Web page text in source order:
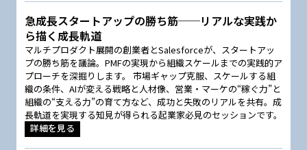
急成長スタートアップの勝ち筋──リアルな実践か
ら描く成長軌道
マルチプロダクト展開の創業者とSalesforceが、スタートアッ
プの勝ち筋を議論。PMFの実現から組織スケールまでの実践的ア
プローチを深掘りします。 市場ギャップ克服、スケールする組
織の条件、AIが変える戦略と人材像、営業・マーケの“稼ぐ力”と
組織の“支える力”の育て方など、成功と失敗のリアルを共有。成
長軌道を実現する知見が得られる起業家必見のセッションです。
詳細を見る